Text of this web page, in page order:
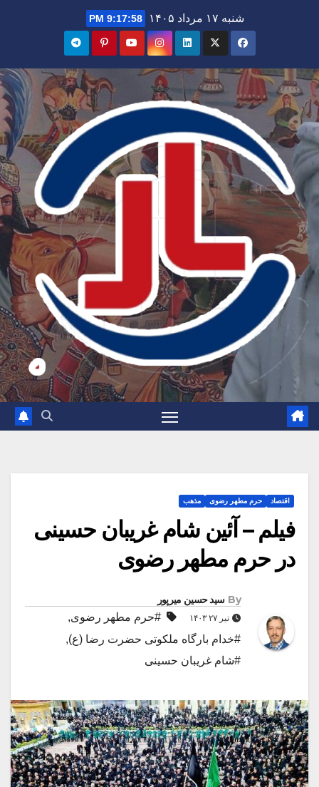
شنبه ۱۷ مرداد ۱۴۰۵ 9:17:59 PM
اقتصاد حرم مطهر رضوی مذهب
فیلم – آئین شام غریبان حسینی
در حرم مطهر رضوی
By سید حسین میرپور
تیر ۲۷ ۱۴۰۳ #حرم مطهر رضوی,
#خدام بارگاه ملکوتی حضرت رضا (ع),
#شام غریبان حسینی